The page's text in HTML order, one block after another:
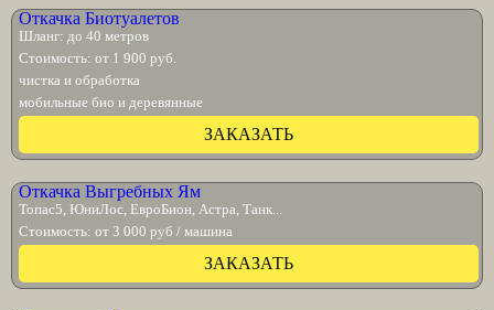
Откачка Биотуалетов
Шланг: до 40 метров
Стоимость: от 1 900 руб.
чистка и обработка
мобильные био и деревянные
ЗАКАЗАТЬ
Откачка Выгребных Ям
Топас5, ЮниЛос, ЕвроБион, Астра, Танк...
Стоимость: от 3 000 руб / машина
ЗАКАЗАТЬ